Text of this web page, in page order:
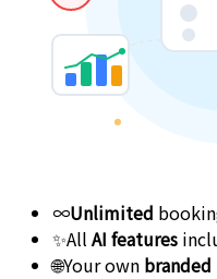
∞Unlimited
✨All AI features
🌐Your own